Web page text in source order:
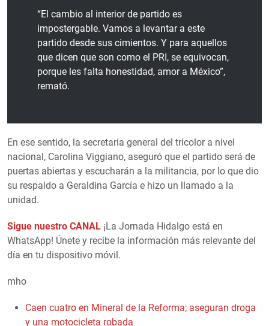
“El cambio al interior de partido es
impostergable. Vamos a levantar a este
partido desde sus cimientos. Y para aquellos
que dicen que son como el PRI, se equivocan,
porque les falta honestidad, amor a México”,
remató.
En ese sentido, la secretaria general del tricolor a nivel
nacional, Carolina Viggiano, aseguró que el partido será de
puertas abiertas y escucharán a la militancia, por lo que dio
su respaldo a Geraldina García e hizo un llamado a la
unidad.
Sigue nuestro CANAL ¡La Jornada Hidalgo está en
WhatsApp! Únete y recibe la información más relevante del
día en tu dispositivo móvil.
mho
Caen cuatro en Mineral de la Reforma; aseguran droga
y una motocicleta robada